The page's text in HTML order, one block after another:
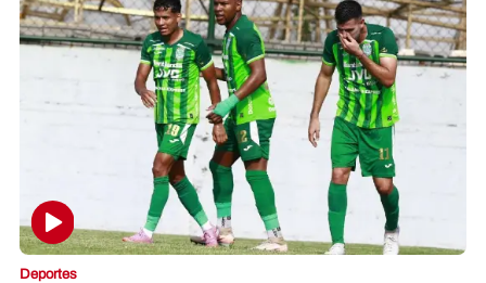
Deportes